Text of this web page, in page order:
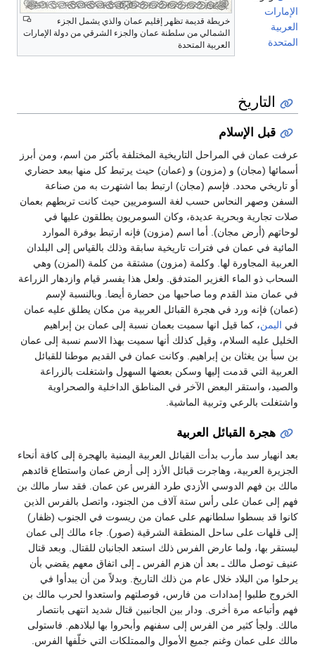
خريطة قديمة تظهر إقليم عمان والذي يشمل الجزء
الشمالي من سلطنة عمان والجزء الشرقي من دولة الإمارات
العربية المتحدة
الإمارات
العربية
المتحدة
التاريخ
قبل الإسلام
عرفت عمان في المراحل التاريخية المختلفة بأكثر من اسم، ومن أبرز
أسمائها (مجان) و (مزون) و (عمان) حيث يرتبط كل منها ببعد حضاري
أو تاريخي محدد. فإسم (مجان) ارتبط بما اشتهرت به من صناعة
السفن وصهر النحاس حسب لغة السومريين حيث كانت تربطهم بعمان
صلات تجارية وبحرية عديدة، وكان السومريون يطلقون عليها في
لوحاتهم (أرض مجان). أما اسم (مزون) فإنه ارتبط بوفرة الموارد
المائية في عمان في فترات تاريخية سابقة وذلك بالقياس إلى البلدان
العربية المجاورة لها. وكلمة (مزون) مشتقة من كلمة (المزن) وهي
السحاب ذو الماء الغزير المتدفق. ولعل هذا يفسر قيام وازدهار الزراعة
في عمان منذ القدم وما صاحبها من حضارة أيضا. وبالنسبة لإسم
(عمان) فإنه ورد في هجرة القبائل العربية من مكان يطلق عليه عمان
في اليمن، كما قيل انها سميت بعمان نسبة إلى عمان بن إبراهيم
الخليل عليه السلام، وقيل كذلك أنها سميت بهذا الاسم نسبة إلى عمان
بن سبأ بن يغثان بن إبراهيم. وكانت عمان في القديم موطنا للقبائل
العربية التي قدمت إليها وسكن بعضها السهول واشتغلت بالزراعة
والصيد، واستقر البعض الآخر في المناطق الداخلية والصحراوية
واشتغلت بالرعي وتربية الماشية.
هجرة القبائل العربية
بعد انهيار سد مأرب بدأت القبائل العربية اليمنية بالهجرة إلى كافة أنحاء
الجزيرة العربية، وهاجرت قبائل الأزد إلى أرض عمان واستطاع قائدهم
مالك بن فهم الدوسي الأزدي طرد الفرس عن عمان. فقد سار مالك بن
فهم إلى عمان على رأس ستة آلاف من الجنود، واتصل بالفرس الذين
كانوا قد بسطوا سلطانهم على عمان من ريسوت في الجنوب (ظفار)
إلى قلهات على ساحل المنطقة الشرقية (صور). جاء مالك إلى عمان
ليستقر بها، ولما عارض الفرس ذلك استعد الجانبان للقتال. وبعد قتال
عنيف توصل مالك ـ بعد أن هزم الفرس ـ إلى اتفاق معهم يقضي بأن
يرحلوا من البلاد خلال عام من ذلك التاريخ. وبدلاً من أن يبدأوا في
الخروج طلبوا إمدادات من فارس، فوصلتهم واستعدوا لحرب مالك بن
فهم وأتباعه مرة أخرى. ودار بين الجانبين قتال شديد انتهى بانتصار
مالك. ولجأ كثير من الفرس إلى سفنهم وأبحروا بها لبلادهم. فاستولى
مالك على عمان وغنم جميع الأموال والممتلكات التي خلّفها الفرس.